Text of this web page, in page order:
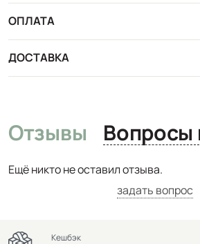
ОПЛАТА
ДОСТАВКА
Отзывы
Ещё никто не оставил отзыва.
задать вопрос
Кешбэк